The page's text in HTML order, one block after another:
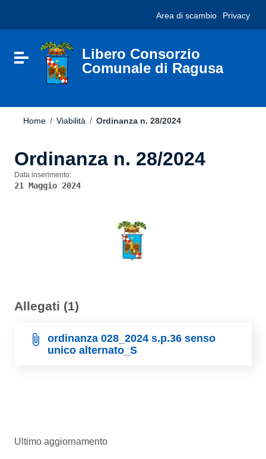
sito
include
Vai al footer
Area di scambio Privacy
Attiva / disattiva la navigazione
Libero Consorzio
Comunale di Ragusa
Home / Viabilità / Ordinanza n. 28/2024
Ordinanza n. 28/2024
Data inserimento:
21 Maggio 2024
Allegati (1)
ordinanza 028_2024 s.p.36 senso
unico alternato_S
Ultimo aggiornamento